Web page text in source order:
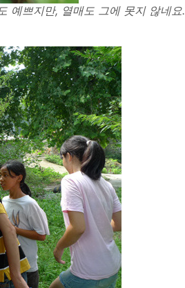
예쁘지만, 열매도 그에 못지 않네요.